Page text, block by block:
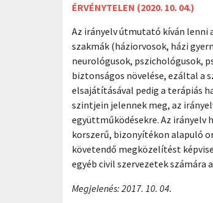
ÉRVÉNYTELEN (2020. 10. 04.)
Az irányelv útmutató kíván lenni
szakmák (háziorvosok, házi
neurológusok, pszichológusok,
biztonságos növelése, ezáltal a
elsajátításával pedig a terápiás
szintjein jelennek meg, az
együttműködésekre. Az irányelv
korszerű, bizonyítékon alapuló
követendő megközelítést
egyéb civil szervezetek
Megjelenés: 2017. 10. 04.